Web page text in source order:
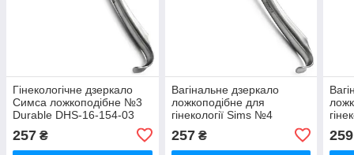
Гінекологічне дзеркало
Симса ложкоподібне №3
Durable DHS-16-154-03
257 ₴
Вагінальне дзеркало
ложкоподібне для
гінекології Sims №4
257₴ 259